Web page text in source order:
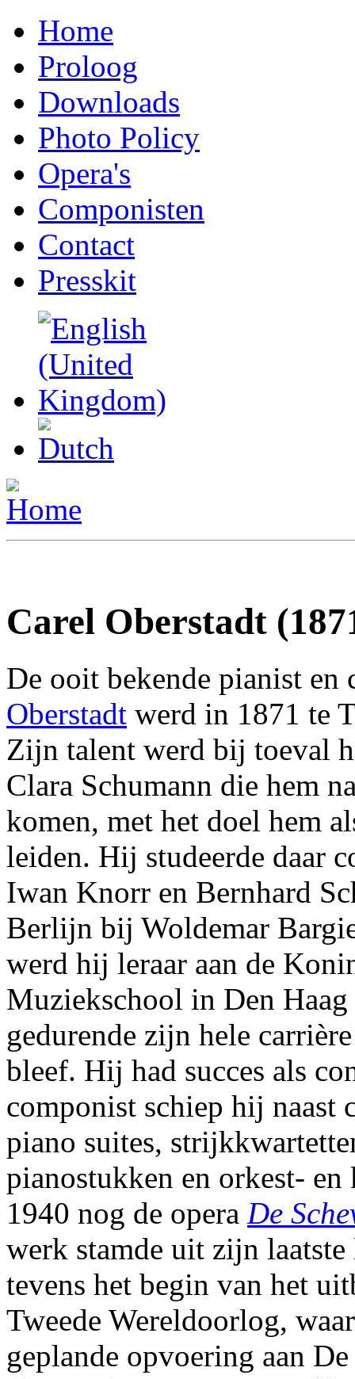
Home
Proloog
Downloads
Photo Policy
Opera's
Componisten
Contact
Presskit
Carel Oberstadt
De ooit bekende pianist
Oberstadt werd in 1871 te
Zijn talent werd bij toeval
Clara Schumann die hem
komen, met het doel hem
leiden. Hij studeerde daar
Iwan Knorr en Bernhard
Berlijn bij Woldemar
werd hij leraar aan de
Muziekschool in Den
gedurende zijn hele
bleef. Hij had succes als
componist schiep hij naast
piano suites,
pianostukken en orkest-
1940 nog de opera De
werk stamde uit zijn laatste
tevens het begin van het
Tweede Wereldoorlog,
geplande opvoering aan